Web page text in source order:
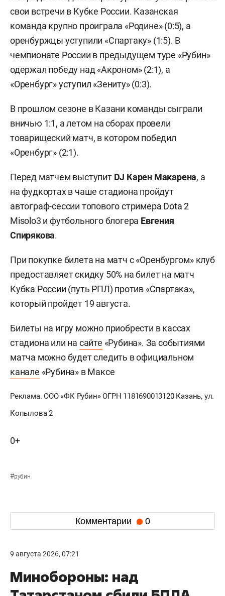
свои встречи в Кубке России. Казанская
команда крупно проиграла «Родине» (0:5), а
оренбуржцы уступили «Спартаку» (1:5). В
чемпионате России в предыдущем туре «Рубин»
одержал победу над «Акроном» (2:1), а
«Оренбург» уступил «Зениту» (0:3).
В прошлом сезоне в Казани команды сыграли
вничью 1:1, а летом на сборах провели
товарищеский матч, в котором победил
«Оренбург» (2:1).
Перед матчем выступит DJ Карен Макарена, а
на фудкортах в чаше стадиона пройдут
автограф-сессии топового стримера Dota 2
Misolo3 и футбольного блогера Евгения
Спирякова.
При покупке билета на матч с «Оренбургом» клуб
предоставляет скидку 50% на билет на матч
Кубка России (путь РПЛ) против «Спартака»,
который пройдет 19 августа.
Билеты на игру можно приобрести в кассах
стадиона или на сайте «Рубина». За событиями
матча можно будет следить в официальном
канале «Рубина» в Максе
Реклама. ООО «ФК Рубин» ОГРН 1181690013120 Казань, ул.
Копылова 2
0+
#рубин
Комментарии 0
9 августа 2026, 07:21
Минобороны: над